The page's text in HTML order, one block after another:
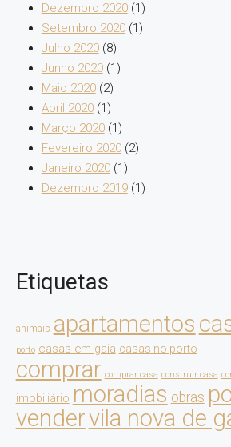
Dezembro 2020(1)
Setembro 2020(1)
Julho 2020(8)
Junho 2020(1)
Maio 2020(2)
Abril 2020(1)
Março 2020(1)
Fevereiro 2020(2)
Janeiro 2020(1)
Dezembro 2019(1)
Etiquetas
animais apartamentos
porto casas em gaia casas no porto
comprar comprar casa construir casa
imobiliário moradias obras
vendervila nova de